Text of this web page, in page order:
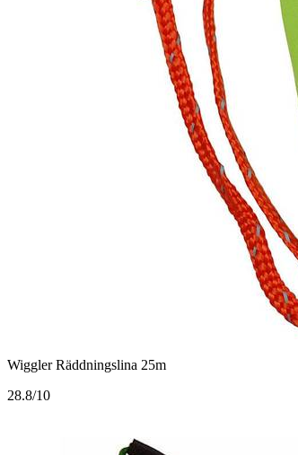
Wiggler Räddningslina 25m
28.8/10